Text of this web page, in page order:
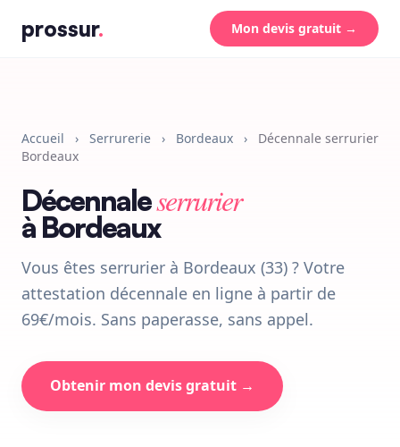
prossur. Mon devis gratuit →
Accueil › Serrurerie › Bordeaux ›
Décennale serrurier
Bordeaux
Décennaleserrurier
à Bordeaux
Vous êtes serrurier à Bordeaux (33) ? Votre
attestation décennale en ligne à partir de
69€/mois. Sans paperasse, sans appel.
Obtenir mon devis gratuit →